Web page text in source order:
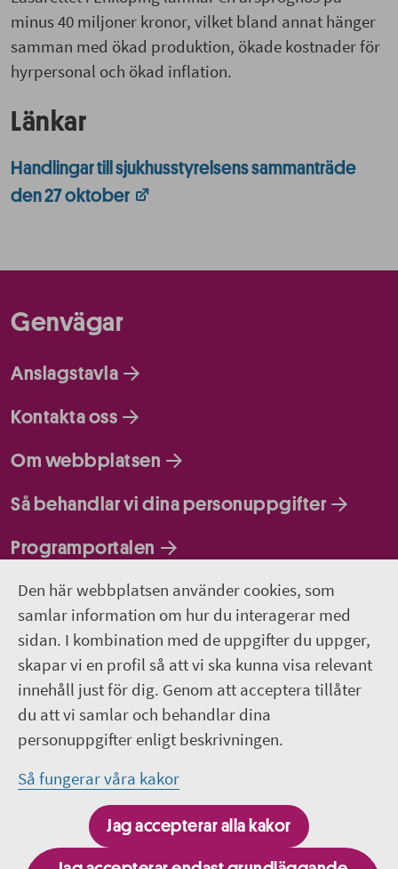
Den här webbplatsen använder cookies, som
samlar information om hur du interagerar med
sidan. I kombination med de uppgifter du uppger,
skapar vi en profil så att vi ska kunna visa relevant
innehåll just för dig. Genom att acceptera tillåter
du att vi samlar och behandlar dina
personuppgifter enligt beskrivningen.
Så fungerar våra kakor
Jag accepterar alla kakor
minus 40 miljoner kronor, vilket bland annat hänger
samman med ökad produktion, ökade kostnader för
hyrpersonal och ökad inflation.
Länkar
Handlingar till sjukhusstyrelsens sammanträde
den 27 oktober
Genvägar
Anslagstavla
Kontakta oss
Om webbplatsen
Så behandlar vi dina personuppgifter
Programportalen
Följ oss
Lediga jobb
Pressrum
Facebook
Jobba hos oss - Facebook